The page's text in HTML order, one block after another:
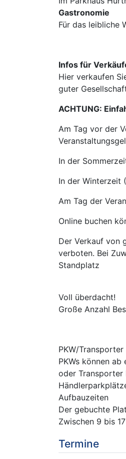
Gastronomie
Für das leibliche
Infos für
Hier verkaufen
guter
ACHTUNG:
Am Tag vor der
In der
In der Winterzeit
Am Tag der
Online buchen
Der Verkauf von
verboten. Bei
Standplatz
Voll überdacht!
Große Anzahl
PKW/Transporter
PKWs können
oder Transporter
Aufbauzeiten
Der gebuchte
Zwischen 9 bis
Termine